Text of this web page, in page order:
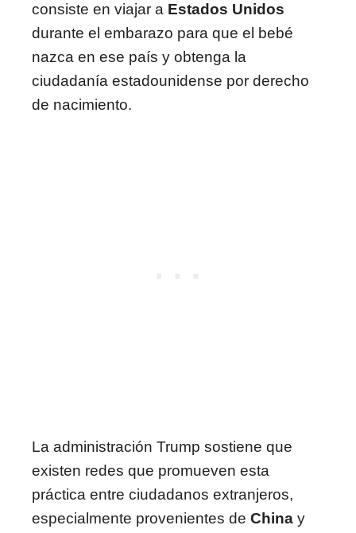
consiste en viajar a Estados Unidos
durante el embarazo para que el bebé
nazca en ese país y obtenga la
ciudadanía estadounidense por derecho
de nacimiento.
La administración Trump sostiene que
existen redes que promueven esta
práctica entre ciudadanos extranjeros,
especialmente provenientes de China y